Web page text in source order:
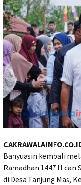
Banyuasin kembali
Ramadhan 1447 H
di Desa Tanjung Mas,